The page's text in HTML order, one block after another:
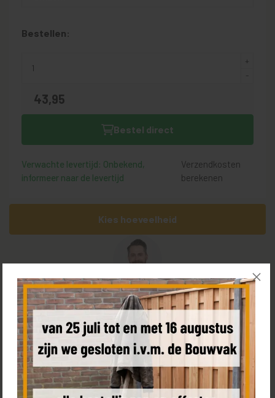
Bestellen:
43,95
Bestel direct
Verwachte levertijd: Onbekend,
informeer naar de levertijd
Verzendkosten
berekenen
Kies hoeveelheid
Hulp nodig bij het bestellen van uw schutting?
Bel +31 85 0187 599 , plan een (video) call
met Tom of bezoek
deshowroom
Bestel een sample